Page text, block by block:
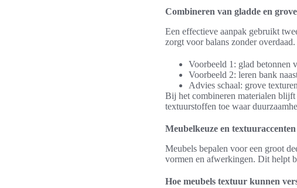
Combineren van gladde en
Een effectieve aanpak gebruikt
zorgt voor balans zonder overdaad.
Voorbeeld 1: glad betonnen
Voorbeeld 2: leren bank
Advies schaal: grove
Bij het combineren materialen
textuurstoffen toe waar
Meubelkeuze en textuuraccenten
Meubels bepalen voor een groot
vormen en afwerkingen. Dit helpt
Hoe meubels textuur kunnen